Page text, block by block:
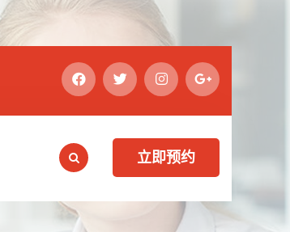
立即预约